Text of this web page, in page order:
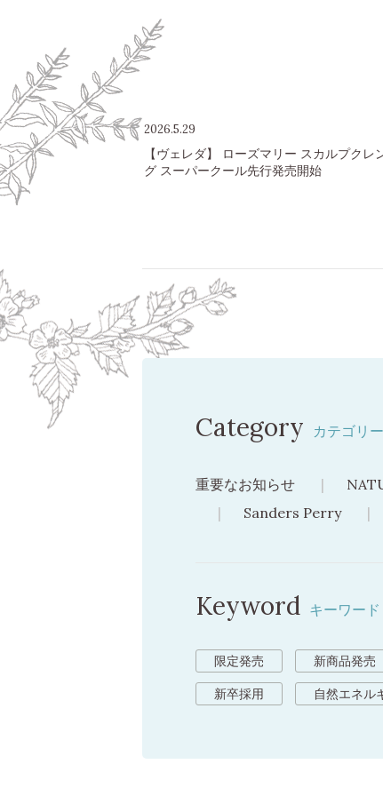
2026.5.29
【ヴェレダ】 ローズマリー スカルプクレ
グ スーパークール先行発売開始
Category カテゴリー
重要なお知らせ
Sanders Perry
Keyword キーワード
限定発売 新商品発売
新卒採用 自然エネル